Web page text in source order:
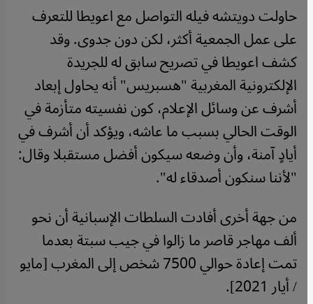
حاولت دويتشه فيله التواصل مع اعويطا للتعرف
على عمل الجمعية أكثر، لكن دون جدوى. وقد
كشف اعويطا في تصريح سابق له للجريدة
الإلكترونية المغربية "هسبريس" أنه يحاول إبعاد
أشرف عن وسائل الإعلام، كون نفسيته متأزمة في
الوقت الحالي بسبب ما عاشه، ويؤكد أن أشرف في
أيادٍ آمنة، وأن وضعه سيكون أفضل مستقبلا وقال:
"لأننا سنكون أصدقاء له".
من جهة أخرى أفادت السلطات الإسبانية أن نحو
ألف مهاجر قاصر ما زالوا في جيب سبتة بعدما
تمت إعادة حوالي 7500 شخص إلى المغرب [مايو
/ أيار 2021].